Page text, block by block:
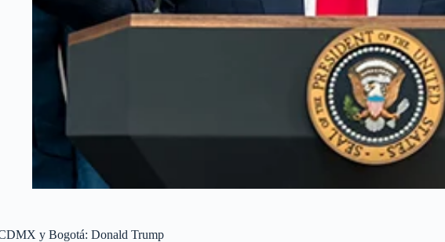
y Bogotá: Donald Trump